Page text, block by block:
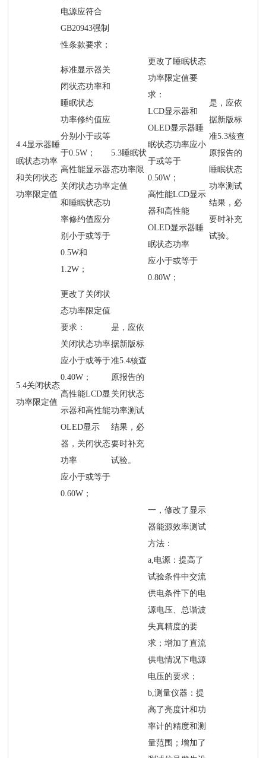
电源应符合
GB20943强制
性条款要求；
4.4显示器睡
眠状态功率
和关闭状态
功率限定值
标准显示器关
闭状态功率和
睡眠状态
功率修约值应
分别小于或等
于0.5W；
高性能显示器
关闭状态功率
和睡眠状态功
率修约值应分
别小于或等于
0.5W和
1.2W；
5.3睡眠状
态功率限
定值
更改了睡眠状态
功率限定值要
求：
LCD显示器和
OLED显示器睡
眠状态功率应小
于或等于
0.50W；
高性能LCD显示
器和高性能
OLED显示器睡
眠状态功率
应小于或等于
0.80W；
是，应依
据新版标
准5.3核查
原报告的
睡眠状态
功率测试
结果，必
要时补充
试验。
5.4关闭状态
功率限定值
更改了关闭状
态功率限定值
要求：
关闭状态功率
应小于或等于
0.40W；
高性能LCD显
示器和高性能
OLED显示
器，关闭状态
功率
应小于或等于
0.60W；
是，应依
据新版标
准5.4核查
原报告的
关闭状态
功率测试
结果，必
要时补充
试验。
一，修改了显示
器能源效率测试
方法：
a,电源：提高了
试验条件中交流
供电条件下的电
源电压、总谐波
失真精度的要
求；增加了直流
供电情况下电源
电压的要求；
b,测量仪器：提
高了亮度计和功
率计的精度和测
量范围；增加了